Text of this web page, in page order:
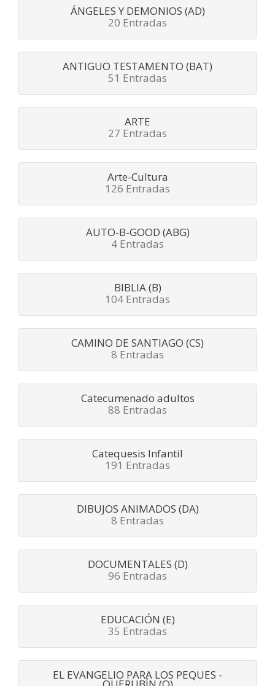
ÁNGELES Y DEMONIOS (AD)
20 Entradas
ANTIGUO TESTAMENTO (BAT)
51 Entradas
ARTE
27 Entradas
Arte-Cultura
126 Entradas
AUTO-B-GOOD (ABG)
4 Entradas
BIBLIA (B)
104 Entradas
CAMINO DE SANTIAGO (CS)
8 Entradas
Catecumenado adultos
88 Entradas
Catequesis Infantil
191 Entradas
DIBUJOS ANIMADOS (DA)
8 Entradas
DOCUMENTALES (D)
96 Entradas
EDUCACIÓN (E)
35 Entradas
EL EVANGELIO PARA LOS PEQUES -